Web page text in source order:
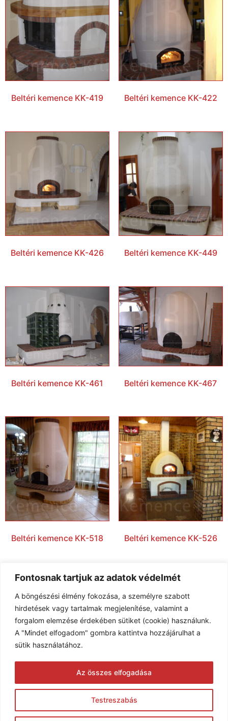
Fontosnak tartjuk az adatok védelmét
A böngészési élmény fokozása, a személyre szabott
hirdetések vagy tartalmak megjelenítése, valamint a
forgalom elemzése érdekében sütiket (cookie) használunk.
A "Mindet elfogadom" gombra kattintva hozzájárulhat a
sütik használatához.
Testreszabás
Az összes elfogadása
Beltéri kemence KK-419 Beltéri kemence KK-422
Beltéri kemence KK-426 Beltéri kemence KK-449
Beltéri kemence KK-461 Beltéri kemence KK-467
Beltéri kemence KK-518 Beltéri kemence KK-526
Beltéri kemence KK-530 Beltéri kemence KK-544
1 2 3 4 … 10 11 12 →